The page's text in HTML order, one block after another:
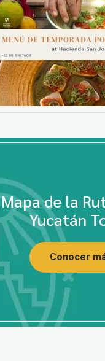
Mapa de la
Yucatán
Conocer